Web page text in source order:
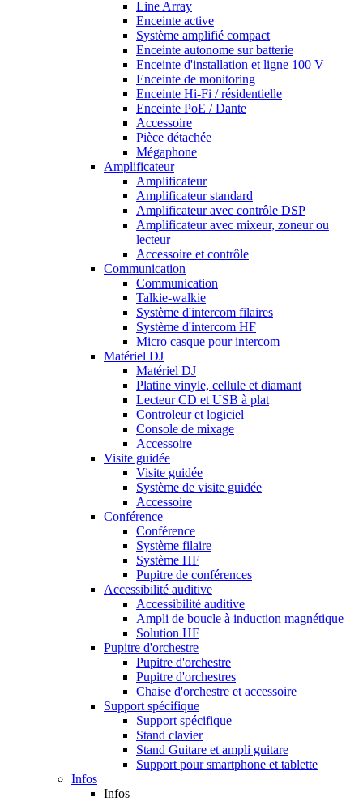
Line Array
Enceinte active
Système amplifié compact
Enceinte autonome sur batterie
Enceinte d'installation et ligne 100 V
Enceinte de monitoring
Enceinte Hi-Fi / résidentielle
Enceinte PoE / Dante
Accessoire
Pièce détachée
Mégaphone
Amplificateur
Amplificateur
Amplificateur standard
Amplificateur avec contrôle DSP
Amplificateur avec mixeur, zoneur ou
lecteur
Accessoire et contrôle
Communication
Communication
Talkie-walkie
Système d'intercom filaires
Système d'intercom HF
Micro casque pour intercom
Matériel DJ
Matériel DJ
Platine vinyle, cellule et diamant
Lecteur CD et USB à plat
Controleur et logiciel
Console de mixage
Accessoire
Visite guidée
Visite guidée
Système de visite guidée
Accessoire
Conférence
Conférence
Système filaire
Système HF
Pupitre de conférences
Accessibilité auditive
Accessibilité auditive
Ampli de boucle à induction magnétique
Solution HF
Pupitre d'orchestre
Pupitre d'orchestre
Pupitre d'orchestres
Chaise d'orchestre et accessoire
Support spécifique
Support spécifique
Stand clavier
Stand Guitare et ampli guitare
Support pour smartphone et tablette
Infos
Infos